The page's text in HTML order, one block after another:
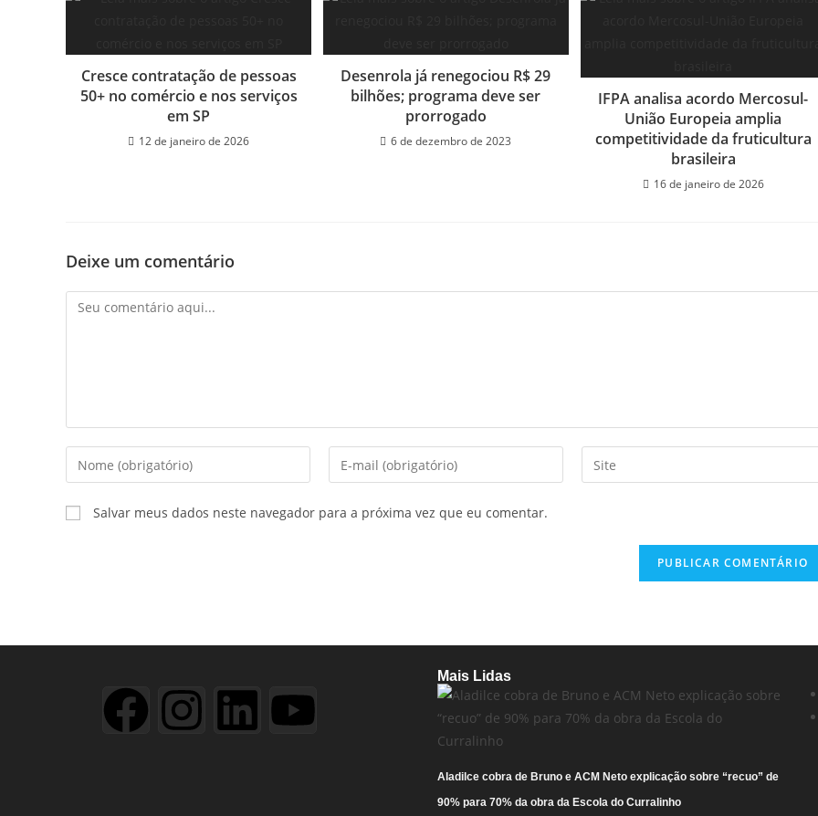
Cresce contratação de pessoas
50+ no comércio e nos serviços
em SP
12 de janeiro de 2026
Desenrola já renegociou R$ 29
bilhões; programa deve ser
prorrogado
6 de dezembro de 2023
IFPA analisa acordo Mercosul-
União Europeia amplia
competitividade da fruticultura
brasileira
16 de janeiro de 2026
Deixe um comentário
Salvar meus dados neste navegador para a próxima vez que eu comentar.
Mais Lidas
Aladilce cobra de Bruno e ACM Neto explicação sobre “recuo” de
90% para 70% da obra da Escola do Curralinho